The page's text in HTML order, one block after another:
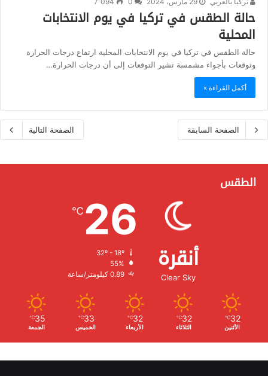
حالة الطقس في تركيا في يوم الانتخابات
المحلية
حالة الطقس في تركيا في يوم الانتخابات المحلية ارتفاع درجات الحرارة
وتوقعات بأجواء مشمسة تشير التوقعات إلى أن درجات الحرارة…
أكمل القراءة »
الصفحة السابقة الصفحة التالية
الطقس
أنقرة
Clear Sky
26
℃
الرطوبة:
الرياح:
32
℃
الأثنين
32
℃
الثلاثاء
32
℃
الأربعاء
33
℃
الخميس
35
℃
الجمعة